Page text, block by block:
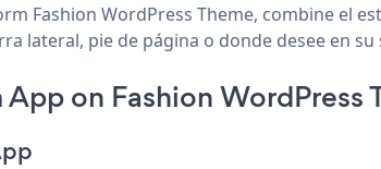
Fashion WordPress Theme, combine el
lateral, pie de página o donde desee en su
on Fashion WordPress